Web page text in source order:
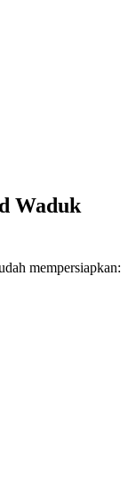
Waduk
mempersiapkan: